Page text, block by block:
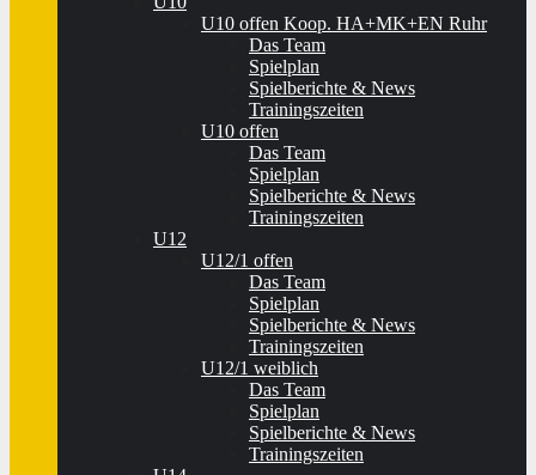
U10 offen Koop. HA+MK+EN Ruhr
Das Team
Spielplan
Spielberichte & News
Trainingszeiten
U10 offen
Das Team
Spielplan
Spielberichte & News
Trainingszeiten
U12
U12/1 offen
Das Team
Spielplan
Spielberichte & News
Trainingszeiten
U12/1 weiblich
Das Team
Spielplan
Spielberichte & News
Trainingszeiten